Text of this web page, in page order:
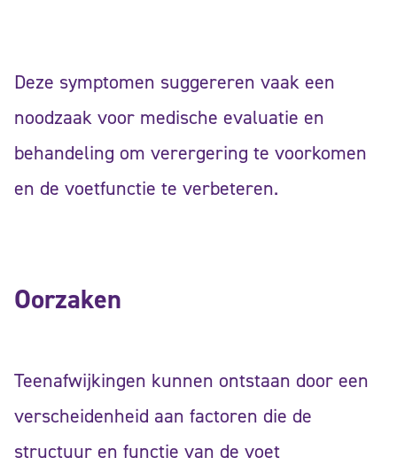
Deze symptomen suggereren vaak een
noodzaak voor medische evaluatie en
behandeling om verergering te voorkomen
en de voetfunctie te verbeteren.
Oorzaken
Teenafwijkingen kunnen ontstaan door een
verscheidenheid aan factoren die de
structuur en functie van de voet